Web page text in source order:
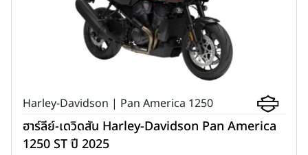
Harley-Davidson | Pan America 1250
ฮาร์ลีย์-เดวิดสัน Harley-Davidson Pan America
1250 ST ปี 2025